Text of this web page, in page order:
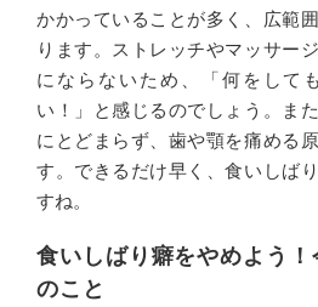
かかっていることが多く、広範
ります。ストレッチやマッサー
にならないため、「何をして
い！」と感じるのでしょう。ま
にとどまらず、歯や顎を痛める
す。できるだけ早く、食いしば
すね。
食いしばり癖をやめよう
のこと